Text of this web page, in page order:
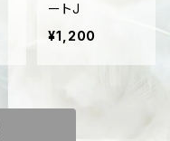
ートJ
¥1,200